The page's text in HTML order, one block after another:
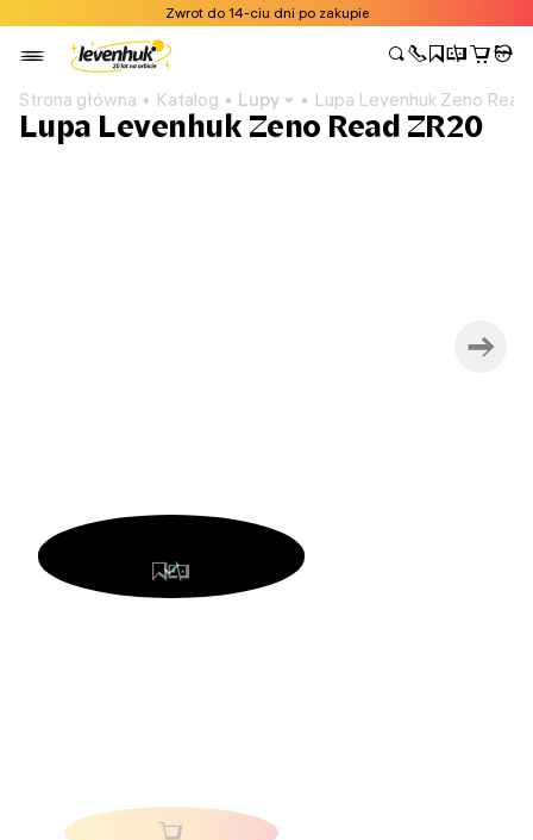
Zwrot do 14-ciu dni po zakupie
Strona główna Katalog Lupy Lupa Levenhuk Zeno
Lupa Levenhuk Zeno Read ZR20